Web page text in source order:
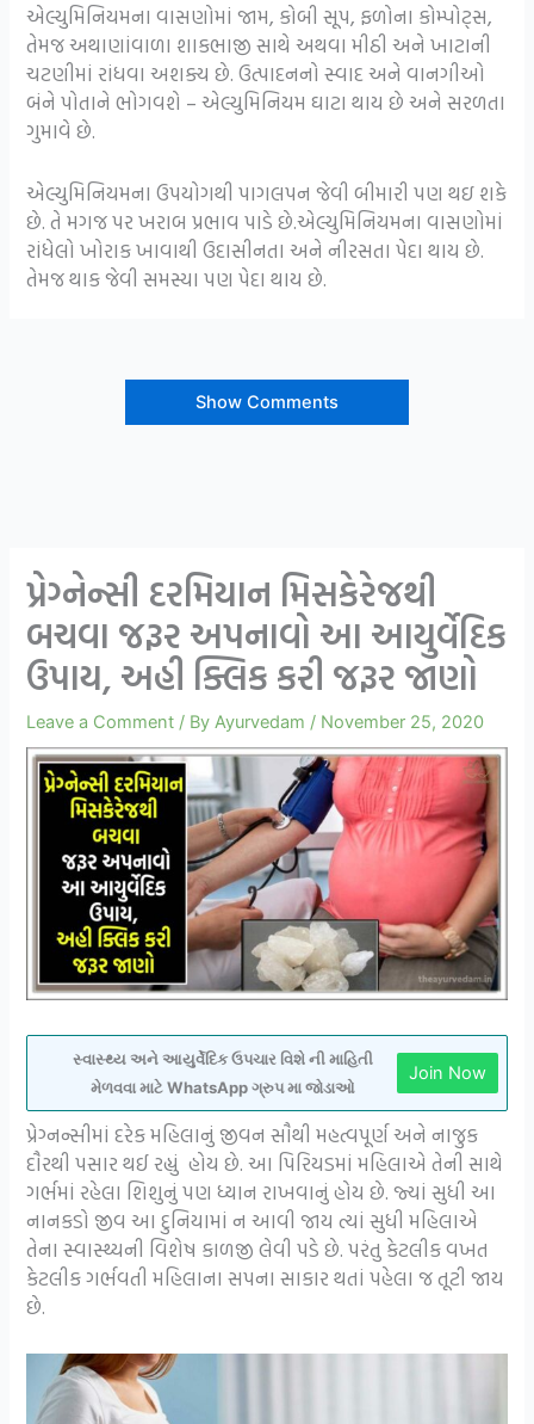
એલ્યુમિનિયમના વાસણોમાં જામ, કોબી સૂપ, ફળોના કોમ્પોટ્સ,
તેમજ અથાણાંવાળા શાકભાજી સાથે અથવા મીઠી અને ખાટાની
ચટણીમાં રાંધવા અશક્ય છે. ઉત્પાદનનો સ્વાદ અને વાનગીઓ
બંને પોતાને ભોગવશે – એલ્યુમિનિયમ ઘાટા થાય છે અને સરળતા
ગુમાવે છે.
એલ્યુમિનિયમના ઉપયોગથી પાગલપન જેવી બીમારી પણ થઇ શકે
છે. તે મગજ પર ખરાબ પ્રભાવ પાડે છે.એલ્યુમિનિયમના વાસણોમાં
રાંધેલો ખોરાક ખાવાથી ઉદાસીનતા અને નીરસતા પેદા થાય છે.
તેમજ થાક જેવી સમસ્યા પણ પેદા થાય છે.
Show Comments
પ્રેગ્નેન્સી દરમિયાન મિસકેરેજથી
બચવા જરૂર અપનાવો આ આયુર્વેદિક
ઉપાય, અહી ક્લિક કરી જરૂર જાણો
Leave a Comment / ByAyurvedam / November 25, 2020
સ્વાસ્થ્ય અને આયુર્વેદિક ઉપચાર વિશે ની માહિતી
મેળવવા માટે WhatsApp ગ્રુપ મા જોડાઓ
Join Now
પ્રેગ્નન્સીમાં દરેક મહિલાનું જીવન સૌથી મહત્વપૂર્ણ અને નાજુક
દૌરથી પસાર થઈ રહ્યું હોય છે. આ પિરિયડમાં મહિલાએ તેની સાથે
ગર્ભમાં રહેલા શિશુનું પણ ધ્યાન રાખવાનું હોય છે. જ્યાં સુધી આ
નાનકડો જીવ આ દુનિયામાં ન આવી જાય ત્યાં સુધી મહિલાએ
તેના સ્વાસ્થ્યની વિશેષ કાળજી લેવી પડે છે. પરંતુ કેટલીક વખત
કેટલીક ગર્ભવતી મહિલાના સપના સાકાર થતાં પહેલા જ તૂટી જાય
છે.